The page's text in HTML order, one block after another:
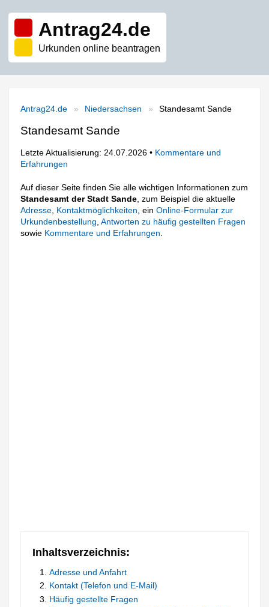
Antrag24.de
Urkunden online beantragen
Antrag24.de Niedersachsen Standesamt Sande
Standesamt Sande
Letzte Aktualisierung: 24.07.2026 • Kommentare und
Erfahrungen
Auf dieser Seite finden Sie alle wichtigen Informationen zum
Standesamt der Stadt Sande , zum Beispiel die aktuelle
Adresse Kontaktmöglichkeiten , einOnline-Formular zur
Urkundenbestellung ,Antworten zu häufig gestellten Fragen
sowie Kommentare und Erfahrungen
Inhaltsverzeichnis:
Adresse und Anfahrt
Kontakt (Telefon und E-Mail)
Häufig gestellte Fragen